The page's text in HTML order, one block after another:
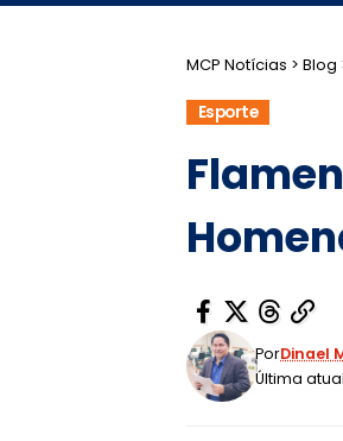
MCP Notícias > Blog
Esporte
Última
PorDinael